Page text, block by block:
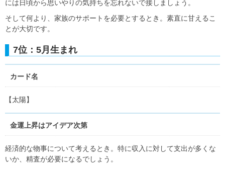
には日頃から思いやりの気持ちを忘れないで接しましょう。
そして何より、家族のサポートを必要とするとき。素直に甘えるこ
とが大切です。
7位：5月生まれ
カード名
【太陽】
金運上昇はアイデア次第
経済的な物事について考えるとき。特に収入に対して支出が多くな
いか、精査が必要になるでしょう。